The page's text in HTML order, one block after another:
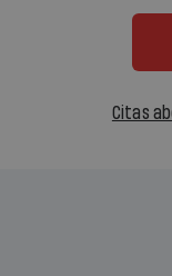
Citas